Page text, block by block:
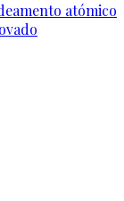
atómico